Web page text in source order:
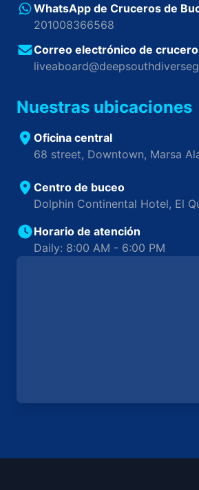
WhatsApp de Cruceros de
201008366568
Correo electrónico de
Nuestras ubicaciones
Oficina central
68 street, Downtown, Marsa
Centro de buceo
Dolphin Continental Hotel, El
Horario de atención
Daily: 8:00 AM - 6:00 PM